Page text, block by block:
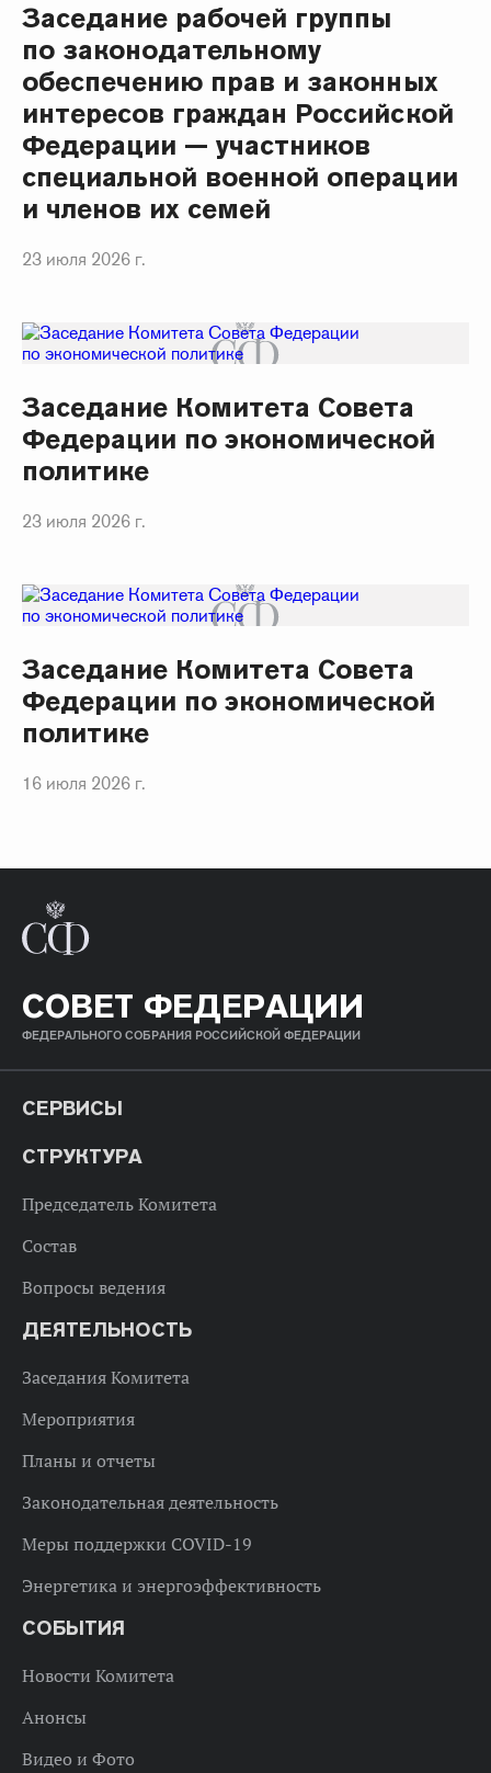
Заседание рабочей группы
по законодательному
обеспечению прав и законных
интересов граждан Российской
Федерации — участников
специальной военной операции
и членов их семей
23 июля 2026 г.
Заседание Комитета Совета
Федерации по экономической
политике
23 июля 2026 г.
Заседание Комитета Совета
Федерации по экономической
политике
16 июля 2026 г.
СОВЕТ ФЕДЕРАЦИИ
ФЕДЕРАЛЬНОГО СОБРАНИЯ РОССИЙСКОЙ ФЕДЕРАЦИИ
СЕРВИСЫ
СТРУКТУРА
Председатель Комитета
Состав
Вопросы ведения
ДЕЯТЕЛЬНОСТЬ
Заседания Комитета
Мероприятия
Планы и отчеты
Законодательная деятельность
Меры поддержки COVID-19
Энергетика и энергоэффективность
СОБЫТИЯ
Новости Комитета
Анонсы
Видео и Фото